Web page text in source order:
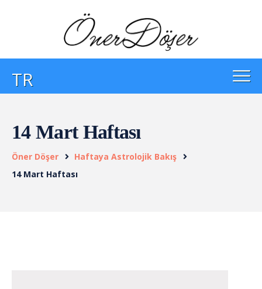
TR
14 Mart Haftası
Öner Döşer
Haftaya Astrolojik Bakış
14 Mart Haftası